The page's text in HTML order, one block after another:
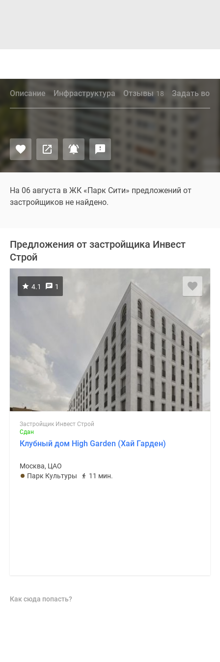
Описание Инфраструктура Отзывы 18 Задать
На 06 августа в ЖК «Парк Сити» предложений от
застройщиков не найдено.
Предложения от застройщика Инвест
Строй
4.1 1
Застройщик Инвест Строй
Сдан
Клубный дом High Garden (Хай Гарден)
Москва, ЦАО
Парк Культуры
11 мин.
Как сюда попасть?